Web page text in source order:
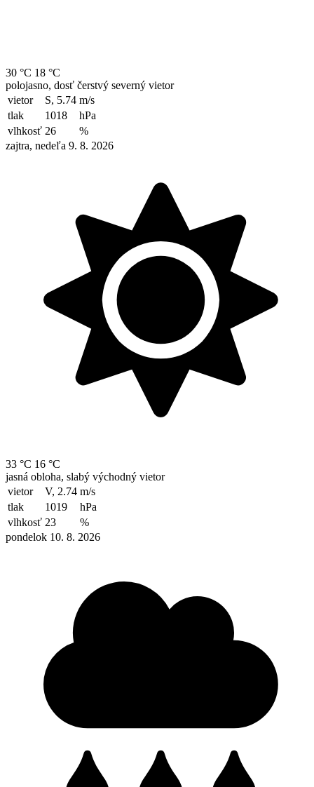
30 °C 18 °C
polojasno, dosť čerstvý severný vietor
vietor
S, 5.74 m/s
tlak
1018
hPa
vlhkosť 26
%
zajtra, nedeľa 9. 8. 2026
33 °C 16 °C
jasná obloha, slabý východný vietor
vietor
V, 2.74 m/s
tlak
1019
hPa
vlhkosť 23
%
pondelok 10. 8. 2026